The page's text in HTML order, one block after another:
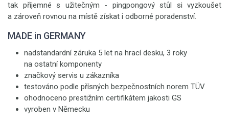
tak příjemné s užitečným - pingpongový stůl si vyzkoušet
a zároveň rovnou na místě získat i odborné poradenství.
MADE in GERMANY
nadstandardní záruka 5 let na hrací desku, 3 roky
na ostatní komponenty
značkový servis u zákazníka
testováno podle přísných bezpečnostních norem TÜV
ohodnoceno prestižním certifikátem jakosti GS
vyroben v Německu